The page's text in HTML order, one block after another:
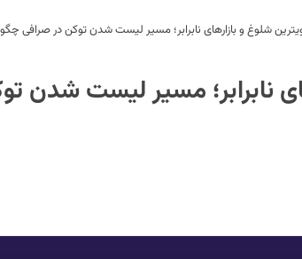
شلوغ و بازارهای نابرابر؛ مسیر لیست شدن توکن در صرافی
نابرابر؛ مسیر لیست شدن